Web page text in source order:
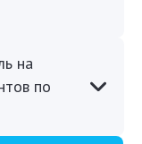
на
по